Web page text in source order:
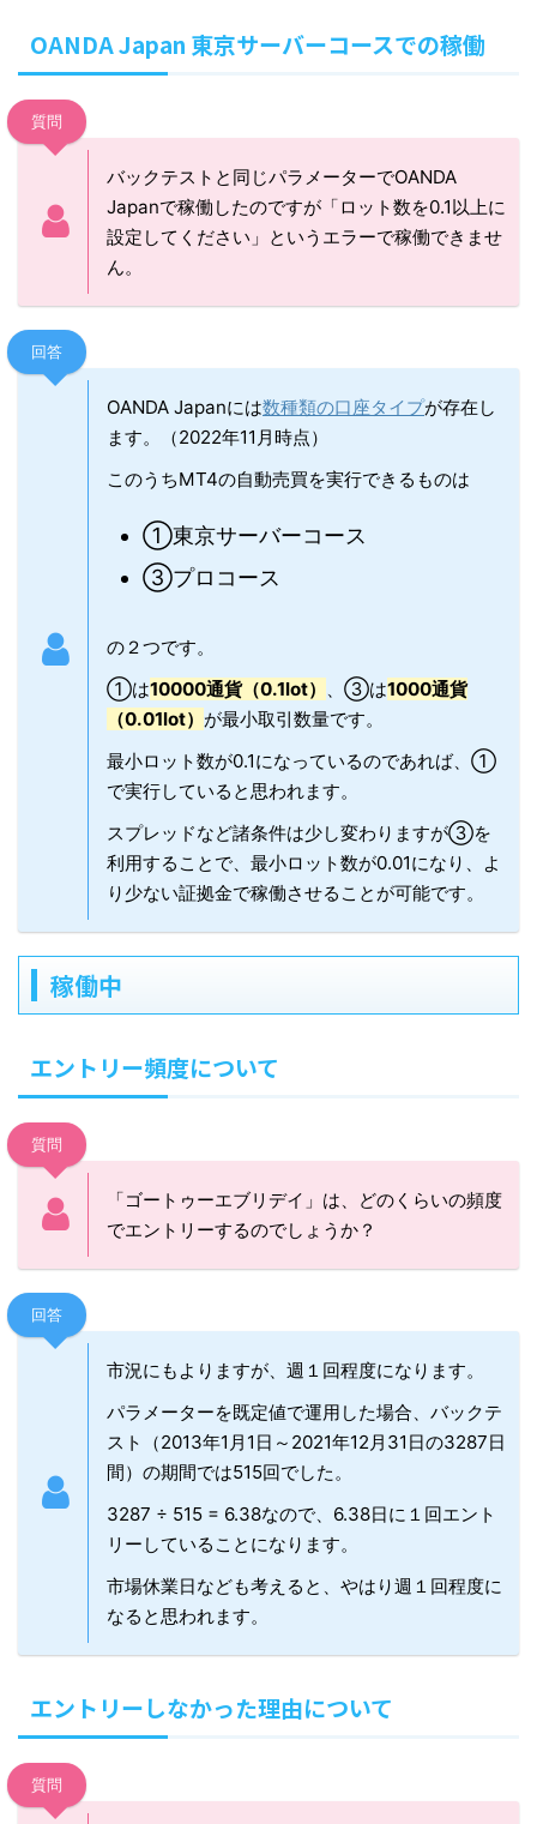
OANDA Japan 東京サーバーコースでの稼働
質問
バックテストと同じパラメーターでOANDA
Japanで稼働したのですが「ロット数を0.1以上に
設定してください」というエラーで稼働できませ
ん。
回答
OANDA Japanには数種類の口座タイプが存在し
ます。（2022年11月時点）
このうちMT4の自動売買を実行できるものは
①東京サーバーコース
③プロコース
の２つです。
①は10000通貨（0.1lot） 、③は1000通貨
（0.01lot） が最小取引数量です。
最小ロット数が0.1になっているのであれば、①
で実行していると思われます。
スプレッドなど諸条件は少し変わりますが③を
利用することで、最小ロット数が0.01になり、よ
り少ない証拠金で稼働させることが可能です。
稼働中
エントリー頻度について
質問
「ゴートゥーエブリデイ」は、どのくらいの頻度
でエントリーするのでしょうか？
回答
市況にもよりますが、週１回程度になります。
パラメーターを既定値で運用した場合、バックテ
スト（2013年1月1日～2021年12月31日の3287日
間）の期間では515回でした。
3287 ÷ 515 = 6.38なので、6.38日に１回エント
リーしていることになります。
市場休業日なども考えると、やはり週１回程度に
なると思われます。
エントリーしなかった理由について
質問